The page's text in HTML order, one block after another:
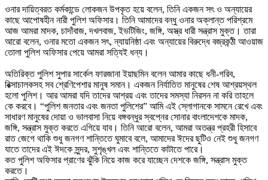
ওনার দায়িত্বরত কর্মকান্ডে লোকজন উপকৃত হয়ে বলেন, তিনি একজন সৎ ও অন্যায়ের
কাছে আপোষহীন নারী পুলিশ অফিসার। তিনি আমাদের বন্ধু ওনার অক্লান্ত পরিশ্রমে
আজ আমরা মাদক, চাদাঁবাজ, দখলবাজ, ইভটিজিং, জঙ্গি, অস্ত্র ধারী সন্ত্রাস মুক্ত। তারা
আরো বলেন, ওনার মতো একজন সৎ, ন্যায়নিষ্ঠা এবং অন্যায়ের বিরুদ্ধে বজ্রকন্ঠী আওয়াজ
তোলা পুলিশ অফিসার পেয়ে আমরা সত্যিই ধন্য।
অতিরিক্ত পুলিশ সুপার সার্কেল ফারজানা ইয়াছমিন বলেন আমার কাছে ধনী-গরিব,
রিক্সাচালকসহ সব শ্রেণিপেশার মানুষ সমান। একজন নির্যাতিত মানুষের শেষ আশ্রয়স্থল
হলো পুলিশ। আর আমরা যদি তাদের আশ্রয় এবং তাদের সমস্যা নিরসন না করি তাহলে
কে করবে। “পুলিশ জনতার এবং জনতা পুলিশের” আমি এই স্লোগানকে সামনে রেখে এবং
সাধারণ মানুষের দোয়া ও ভালবাসা নিয়ে বঙ্গবন্ধুর স্বপ্নের সোনার বাংলাদেশকে মাদক,
জঙ্গি, সন্ত্রাস মুক্ত করতে এগিয়ে যাব। তিনি আরো বলেন, আমরা অতন্ত্র প্রহরী হিসাবে
রাত জেগে থাকি শুধু জনগণ শান্তিতে ঘুমাবে বলে, আমাদের ঈদের ছুটিও নেই শুধু জনগণ
যাতে তাদের এই ঈদকে সুন্দর, সুশৃঙ্খল এবং শান্তিতে কাটাতে পারে।
কত পুলিশ অফিসার প্রাণের ঝুঁকি নিয়ে কাজ করে যাচ্ছেন দেশকে জঙ্গি, সন্ত্রাস মুক্ত
করতে।